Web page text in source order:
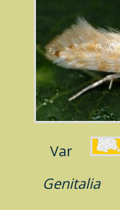
Var
Genitalia